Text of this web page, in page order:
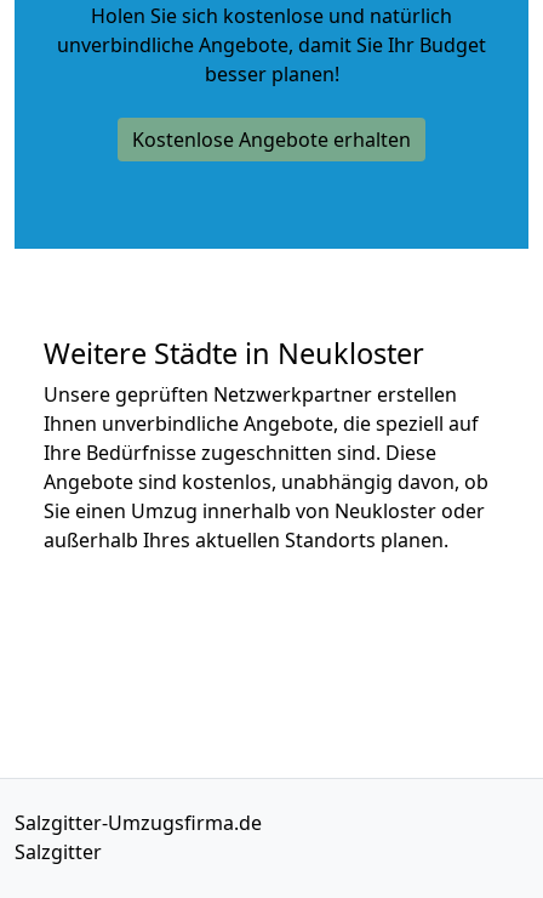
Holen Sie sich kostenlose und natürlich
unverbindliche Angebote, damit Sie Ihr Budget
besser planen!
Kostenlose Angebote erhalten
Weitere Städte in Neukloster
Unsere geprüften Netzwerkpartner erstellen
Ihnen unverbindliche Angebote, die speziell auf
Ihre Bedürfnisse zugeschnitten sind. Diese
Angebote sind kostenlos, unabhängig davon, ob
Sie einen Umzug innerhalb von Neukloster oder
außerhalb Ihres aktuellen Standorts planen.
Salzgitter-Umzugsfirma.de
Salzgitter